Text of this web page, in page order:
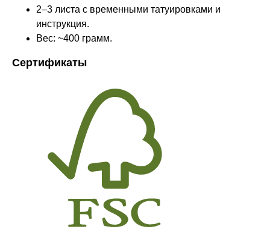
2–3 листа с временными татуировками и
инструкция.
Вес: ~400 грамм.
Сертификаты
Оставайтесь в курсе новостей и
узнавайте первыми о наших